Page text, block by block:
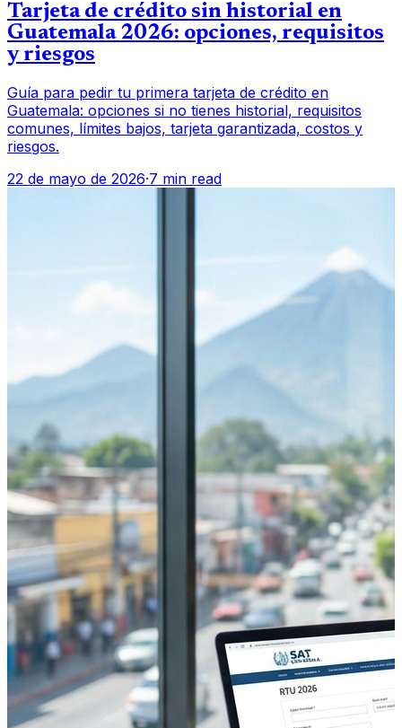
Tarjeta de crédito sin historial en
Guatemala 2026: opciones, requisitos
y riesgos
Guía para pedir tu primera tarjeta de crédito en
Guatemala: opciones si no tienes historial, requisitos
comunes, límites bajos, tarjeta garantizada, costos y
riesgos.
22 de mayo de 2026·7 min read